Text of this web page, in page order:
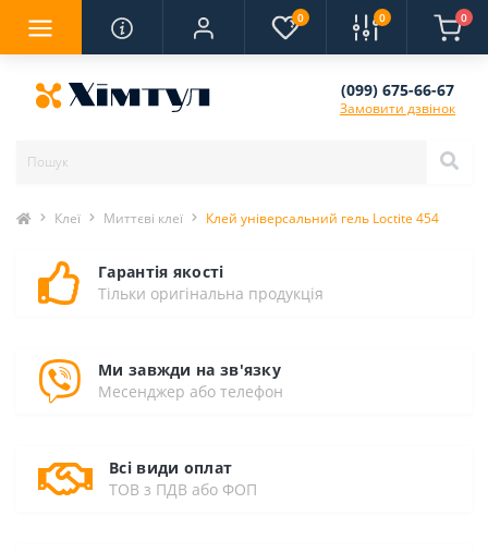
0 0 0
(099) 675-66-67
Замовити дзвінок
Клеї Миттєві клеї Клей універсальний гель Loctite 454
Гарантія якості
Тільки оригінальна продукція
Ми завжди на зв'язку
Месенджер або телефон
Всі види оплат
ТОВ з ПДВ або ФОП